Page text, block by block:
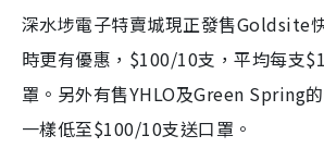
深水埗電子特賣城現正發售Goldsite
時更有優惠，$100/10支，平均每支
罩。另外有售YHLO及Green Spring的
一樣低至$100/10支送口罩。